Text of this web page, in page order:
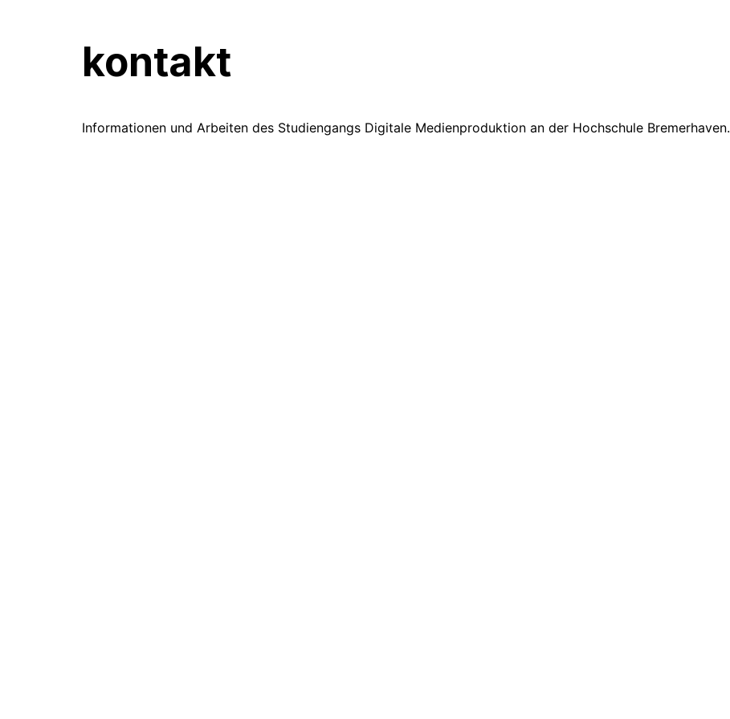
kontakt
Informationen und Arbeiten des Studiengangs Digitale Medienproduktion an der Hochschule Bremerhaven.